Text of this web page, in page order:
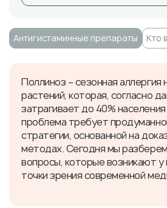
Антигистаминные препараты Кто
Поллиноз – сезонная аллергия
растений, которая, согласно
затрагивает до 40%
проблема требует
стратегии, основанной на
методах. Сегодня мы
вопросы, которые возникают у
точки зрения современной